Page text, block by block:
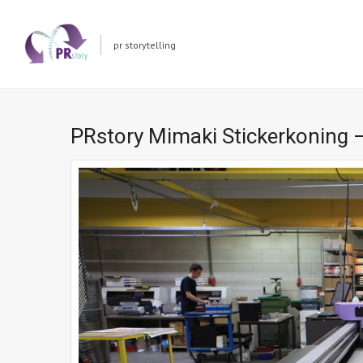
pr storytelling
PRstory Mimaki Stickerkoning